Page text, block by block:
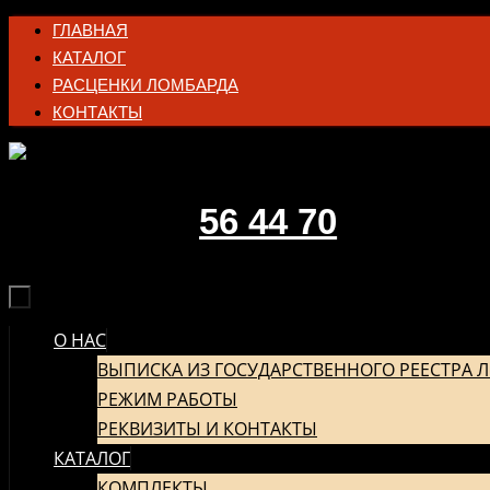
Перейти
содержимому
ГЛАВНАЯ
КАТАЛОГ
РАСЦЕНКИ ЛОМБАРДА
КОНТАКТЫ
56 44 70
ПЕРЕЙТИ
СОДЕРЖИМОМУ
О НАС
ВЫПИСКА ИЗ ГОСУДАРСТВЕННОГО РЕЕСТРА
РЕЖИМ РАБОТЫ
РЕКВИЗИТЫ И КОНТАКТЫ
КАТАЛОГ